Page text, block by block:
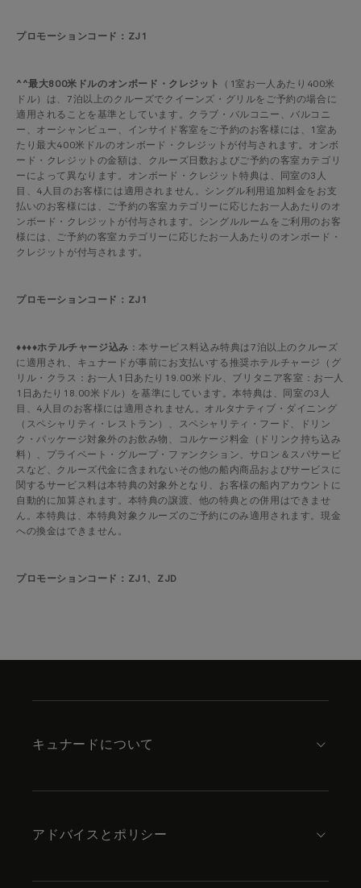
プロモーションコード：ZJ1
^^最大800米ドルのオンボード・クレジット
（1室お一人あたり400米
ドル）は、7泊以上のクルーズでクイーンズ・グリルをご予約の場合に
適用されることを基準としています。クラブ・バルコニー、バルコニ
ー、オーシャンビュー、インサイド客室をご予約のお客様には、1室あ
たり最大400米ドルのオンボード・クレジットが付与されます。オンボ
ード・クレジットの金額は、クルーズ日数およびご予約の客室カテゴリ
ーによって異なります。オンボード・クレジット特典は、同室の3人
目、4人目のお客様には適用されません。シングル利用追加料金をお支
払いのお客様には、ご予約の客室カテゴリーに応じたお一人あたりのオ
ンボード・クレジットが付与されます。シングルルームをご利用のお客
様には、ご予約の客室カテゴリーに応じたお一人あたりのオンボード・
クレジットが付与されます。
プロモーションコード：ZJ1
♦♦♦♦ホテルチャージ込み ：本サービス料込み特典は7泊以上のクルーズ
に適用され、キュナードが事前にお支払いする推奨ホテルチャージ（グ
リル・クラス：お一人1日あたり19.00米ドル、ブリタニア客室：お一人
1日あたり18.00米ドル）を基準にしています。本特典は、同室の3人
目、4人目のお客様には適用されません。オルタナティブ・ダイニング
（スペシャリティ・レストラン）、スペシャリティ・フード、ドリン
ク・パッケージ対象外のお飲み物、コルケージ料金（ドリンク持ち込み
料）、プライベート・グループ・ファンクション、サロン＆スパサービ
スなど、クルーズ代金に含まれないその他の船内商品およびサービスに
関するサービス料は本特典の対象外となり、お客様の船内アカウントに
自動的に加算されます。本特典の譲渡、他の特典との併用はできませ
ん。本特典は、本特典対象クルーズのご予約にのみ適用されます。現金
への換金はできません。
プロモーションコード：ZJ1、ZJD
キュナードについて
アドバイスとポリシー